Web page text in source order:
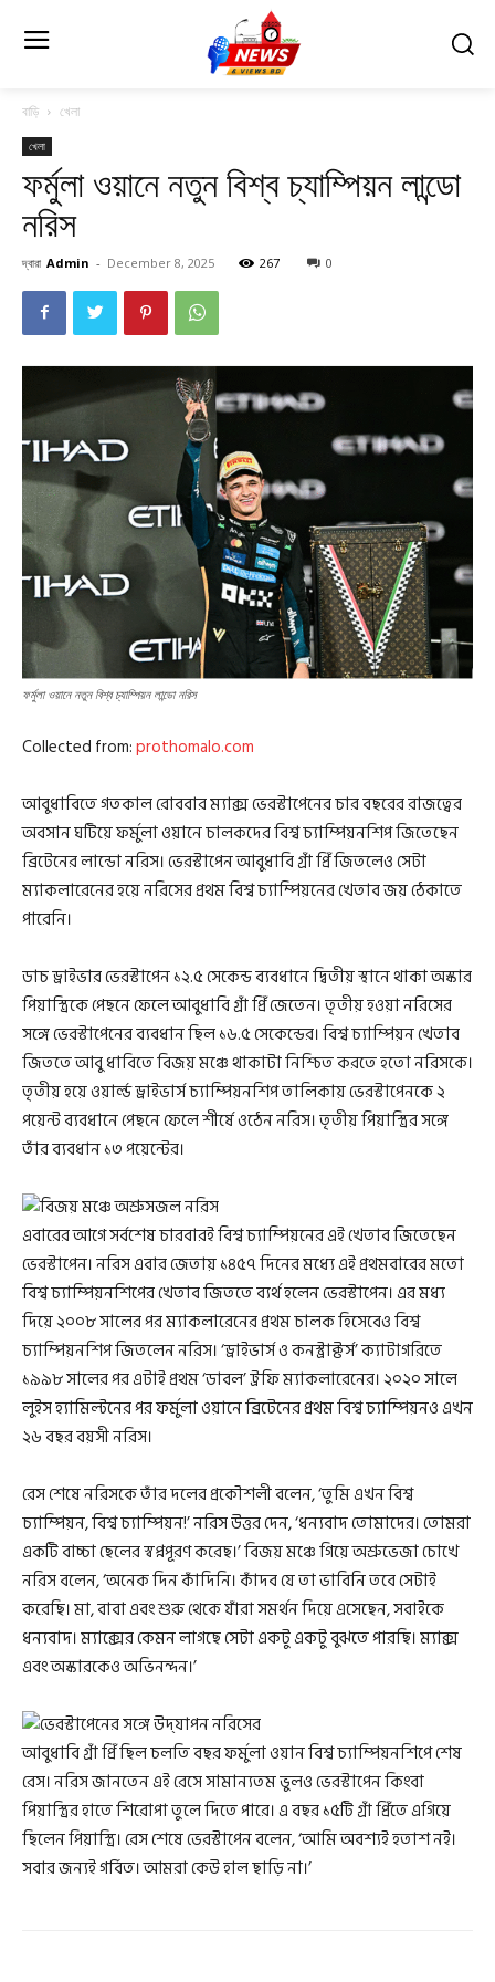
বাড়ি খেলা
খেলা
ফর্মুলা ওয়ানে নতুন বিশ্ব চ্যাম্পিয়ন লান্ডো
নরিস
দ্বারা Admin - December 8, 2025 267 0
ফর্মুলা ওয়ানে নতুন বিশ্ব চ্যাম্পিয়ন লান্ডো নরিস
Collected from:prothomalo.com
আবুধাবিতে গতকাল রোববার ম্যাক্স ভেরস্টাপেনের চার বছরের রাজত্বের
অবসান ঘটিয়ে ফর্মুলা ওয়ানে চালকদের বিশ্ব চ্যাম্পিয়নশিপ জিতেছেন
ব্রিটেনের লান্ডো নরিস। ভেরস্টাপেন আবুধাবি গ্রাঁ প্রিঁ জিতলেও সেটা
ম্যাকলারেনের হয়ে নরিসের প্রথম বিশ্ব চ্যাম্পিয়নের খেতাব জয় ঠেকাতে
পারেনি।
ডাচ ড্রাইভার ভেরস্টাপেন ১২.৫ সেকেন্ড ব্যবধানে দ্বিতীয় স্থানে থাকা অস্কার
পিয়াস্ত্রিকে পেছনে ফেলে আবুধাবি গ্রাঁ প্রিঁ জেতেন। তৃতীয় হওয়া নরিসের
সঙ্গে ভেরস্টাপেনের ব্যবধান ছিল ১৬.৫ সেকেন্ডের। বিশ্ব চ্যাম্পিয়ন খেতাব
জিততে আবু ধাবিতে বিজয় মঞ্চে থাকাটা নিশ্চিত করতে হতো নরিসকে।
তৃতীয় হয়ে ওয়ার্ল্ড ড্রাইভার্স চ্যাম্পিয়নশিপ তালিকায় ভেরস্টাপেনকে ২
পয়েন্ট ব্যবধানে পেছনে ফেলে শীর্ষে ওঠেন নরিস। তৃতীয় পিয়াস্ত্রির সঙ্গে
তাঁর ব্যবধান ১৩ পয়েন্টের।
এবারের আগে সর্বশেষ চারবারই বিশ্ব চ্যাম্পিয়নের এই খেতাব জিতেছেন
ভেরস্টাপেন। নরিস এবার জেতায় ১৪৫৭ দিনের মধ্যে এই প্রথমবারের মতো
বিশ্ব চ্যাম্পিয়নশিপের খেতাব জিততে ব্যর্থ হলেন ভেরস্টাপেন। এর মধ্য
দিয়ে ২০০৮ সালের পর ম্যাকলারেনের প্রথম চালক হিসেবেও বিশ্ব
চ্যাম্পিয়নশিপ জিতলেন নরিস। ‘ড্রাইভার্স ও কনস্ট্রাক্টর্স’ ক্যাটাগরিতে
১৯৯৮ সালের পর এটাই প্রথম ‘ডাবল’ ট্রফি ম্যাকলারেনের। ২০২০ সালে
লুইস হ্যামিল্টনের পর ফর্মুলা ওয়ানে ব্রিটেনের প্রথম বিশ্ব চ্যাম্পিয়নও এখন
২৬ বছর বয়সী নরিস।
রেস শেষে নরিসকে তাঁর দলের প্রকৌশলী বলেন, ‘তুমি এখন বিশ্ব
চ্যাম্পিয়ন, বিশ্ব চ্যাম্পিয়ন!’ নরিস উত্তর দেন, ‘ধন্যবাদ তোমাদের। তোমরা
একটি বাচ্চা ছেলের স্বপ্নপূরণ করেছ।’ বিজয় মঞ্চে গিয়ে অশ্রুভেজা চোখে
নরিস বলেন, ‘অনেক দিন কাঁদিনি। কাঁদব যে তা ভাবিনি তবে সেটাই
করেছি। মা, বাবা এবং শুরু থেকে যাঁরা সমর্থন দিয়ে এসেছেন, সবাইকে
ধন্যবাদ। ম্যাক্সের কেমন লাগছে সেটা একটু একটু বুঝতে পারছি। ম্যাক্স
এবং অস্কারকেও অভিনন্দন।’
আবুধাবি গ্রাঁ প্রিঁ ছিল চলতি বছর ফর্মুলা ওয়ান বিশ্ব চ্যাম্পিয়নশিপে শেষ
রেস। নরিস জানতেন এই রেসে সামান্যতম ভুলও ভেরস্টাপেন কিংবা
পিয়াস্ত্রির হাতে শিরোপা তুলে দিতে পারে। এ বছর ১৫টি গ্রাঁ প্রিঁতে এগিয়ে
ছিলেন পিয়াস্ত্রি। রেস শেষে ভেরস্টাপেন বলেন, ‘আমি অবশ্যই হতাশ নই।
সবার জন্যই গর্বিত। আমরা কেউ হাল ছাড়ি না।’